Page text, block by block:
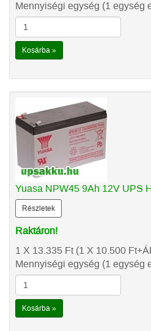
Mennyiségi egység (1 egység
Kosárba »
Yuasa NPW45 9Ah 12V UPS
Részletek
Raktáron!
1 X 13.335 Ft(1 X 10.500 Ft
Mennyiségi egység (1 egység
Kosárba »